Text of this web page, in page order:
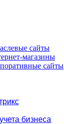
сайты
магазины
сайты
бизнеса